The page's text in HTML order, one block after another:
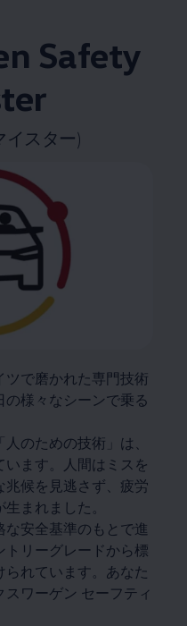
Safety
イスター)
ツで磨かれた専門技術
様々なシーンで乗る
のための技術」は、
ます。人間はミスを
候を見逃さず、疲労
まれました。
な安全基準のもとで進
リーグレードから標
れています。あなた
ワーゲン セーフティ